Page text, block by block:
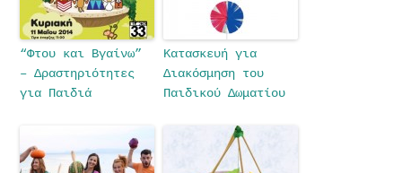
“Φτου και Βγαίνω”
– Δραστηριότητες
για Παιδιά
Κατασκευή για
Διακόσμηση του
Παιδικού Δωματίου